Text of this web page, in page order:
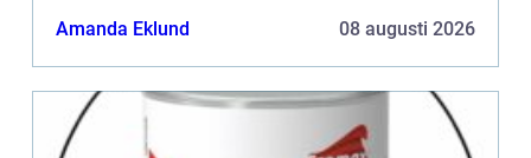
Amanda Eklund 08 augusti 2026